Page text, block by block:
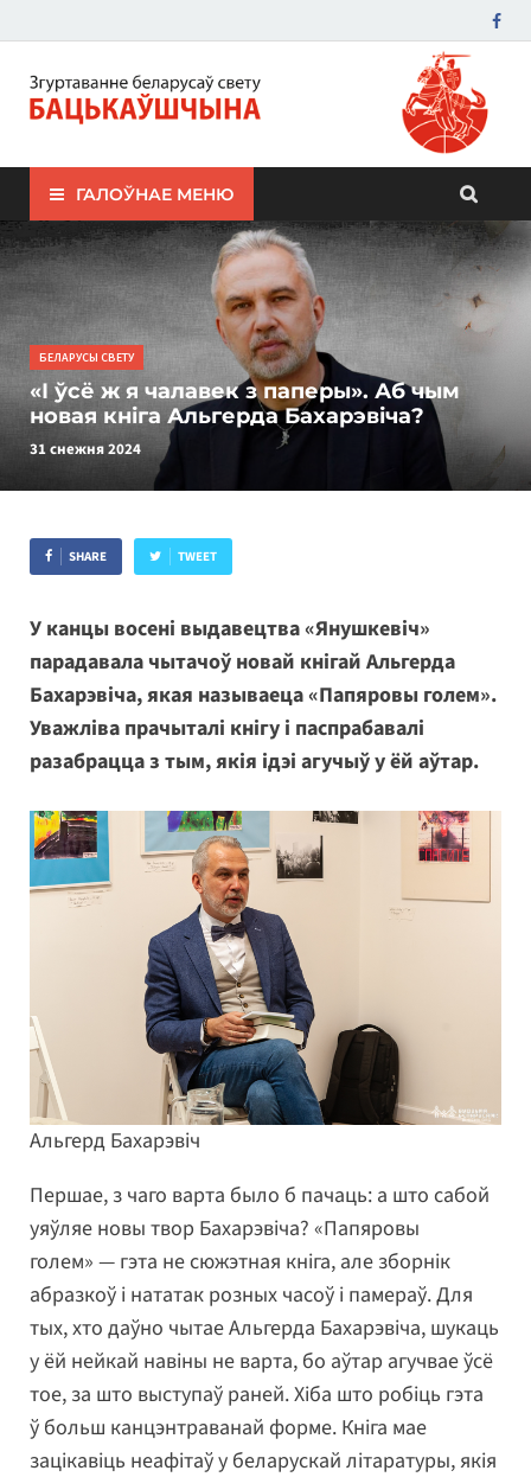
ЗБС "Бацькаўшчына"
ГАЛОЎНАЕ МЕНЮ
БЕЛАРУСЫ СВЕТУ
«І ўсё ж я чалавек з паперы». Аб чым
новая кніга Альгерда Бахарэвіча?
31 снежня 2024
SHARE TWEET
У канцы восені выдавецтва «Янушкевіч»
парадавала чытачоў новай кнігай Альгерда
Бахарэвіча, якая называеца «Папяровы голем».
Уважліва прачыталі кнігу і паспрабавалі
разабрацца з тым, якія ідэі агучыў у ёй аўтар.
Альгерд Бахарэвіч
Першае, з чаго варта было б пачаць: а што сабой
уяўляе новы твор Бахарэвіча? «Папяровы
голем» — гэта не сюжэтная кніга, але зборнік
абразкоў і нататак розных часоў і памераў. Для
тых, хто даўно чытае Альгерда Бахарэвіча, шукаць
у ёй нейкай навіны не варта, бо аўтар агучвае ўсё
тое, за што выступаў раней. Хіба што робіць гэта
ў больш канцэнтраванай форме. Кніга мае
зацікавіць неафітаў у беларускай літаратуры, якія